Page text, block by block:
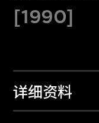
[1990]
详细资料